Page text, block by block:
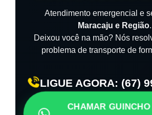
Atendimento emergencial e
Maracaju e Região.
Deixou você na mão? Nós
problema de transporte de
LIGUE AGORA: (67)
CHAMAR GUINCHO